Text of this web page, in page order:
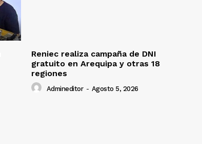
Reniec realiza campaña de DNI
gratuito en Arequipa y otras 18
regiones
Admineditor - Agosto 5, 2026